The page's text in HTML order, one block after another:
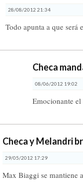
28/08/2012 21:34
Todo apunta a que será
Checa
08/06/2012 19:02
Emocionante
Checa y Melandri
29/05/2012 17:29
Max Biaggi se mantiene